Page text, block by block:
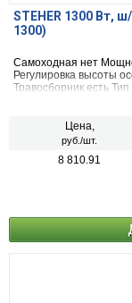
STEHER 1300 Вт,
1300)
Самоходная нет
Регулировка высоты
Травосборник есть
Цена,
руб./шт.
8 810.91